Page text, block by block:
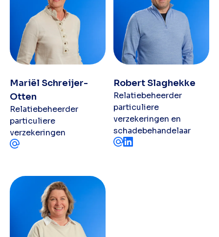
Mariël Schreijer-
Otten
Relatiebeheerder
particuliere
verzekeringen
Robert Slaghekke
Relatiebeheerder
particuliere
verzekeringen en
schadebehandelaar